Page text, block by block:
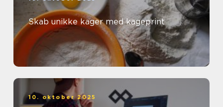
Skab unikke kager med kageprint
10. oktober 2025